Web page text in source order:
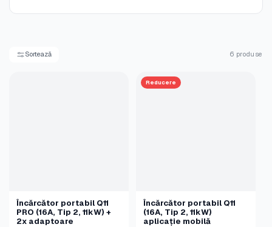
Sortează 6 produse
Încărcător portabil Q11
PRO (16A, Tip 2, 11kW) +
2x adaptoare
Reducere
Încărcător portabil Q11
(16A, Tip 2, 11kW)
aplicație mobilă